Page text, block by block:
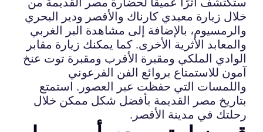
خلال زيارة معبدي كارناك والأقصر ودير البحري
والرمسيوم، بالإضافة إلى مشاهدة البر الغربي
والمعابد الأثرية الأخرى. كما يمكنك زيارة مقابر
الوادي الملكي ومقبرة الأقرب ومقبرة توت عنخ
آمون للاستمتاع بروائع الفن الفرعوني
واللمسات التي حفظت عبر العصور. استمتع
بتاريخ مصر القديمة بأفضل شكل ممكن خلال
رحلتك في مدينة الأقصر.